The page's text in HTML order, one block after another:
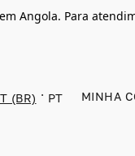
Angola. Para
(BR) PT MINHA